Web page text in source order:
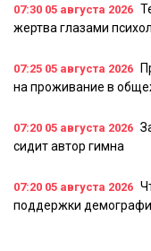
07:30 05 августа 2026
жертва глазами
07:25 05 августа 2026
на проживание в
07:20 05 августа 2026
сидит автор гимна
07:20 05 августа 2026
поддержки